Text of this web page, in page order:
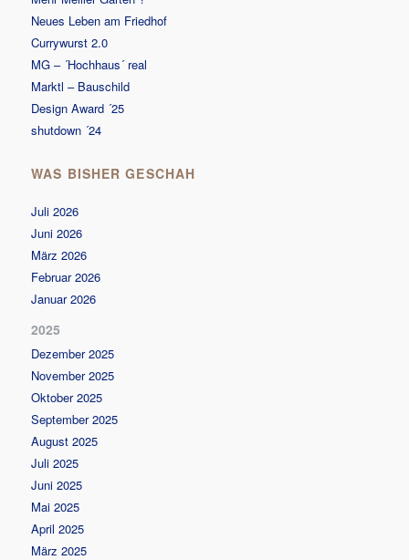
Neues Leben am Friedhof
Currywurst 2.0
MG – ´Hochhaus´ real
Marktl – Bauschild
Design Award ´25
shutdown ´24
WAS BISHER GESCHAH
Juli 2026
Juni 2026
März 2026
Februar 2026
Januar 2026
2025
Dezember 2025
November 2025
Oktober 2025
September 2025
August 2025
Juli 2025
Juni 2025
Mai 2025
April 2025
März 2025